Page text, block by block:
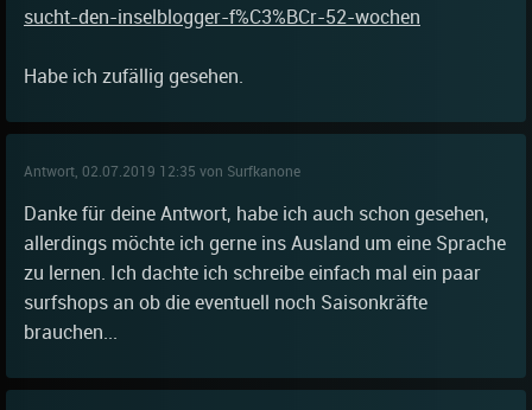
sucht-den-inselblogger-f%C3%BCr-52-wochen
Habe ich zufällig gesehen.
Antwort, 02.07.2019 12:35 von Surfkanone
Danke für deine Antwort, habe ich auch schon gesehen,
allerdings möchte ich gerne ins Ausland um eine Sprache
zu lernen. Ich dachte ich schreibe einfach mal ein paar
surfshops an ob die eventuell noch Saisonkräfte
brauchen...